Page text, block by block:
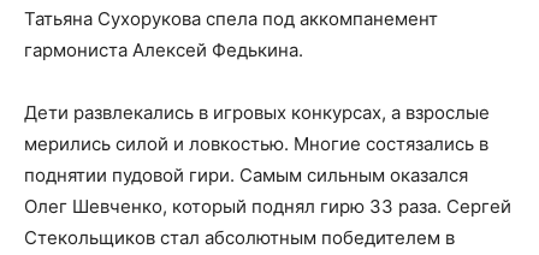
Татьяна Сухорукова спела под аккомпанемент
гармониста Алексей Федькина.
Дети развлекались в игровых конкурсах, а взрослые
мерились силой и ловкостью. Многие состязались в
поднятии пудовой гири. Самым сильным оказался
Олег Шевченко, который поднял гирю 33 раза. Сергей
Стекольщиков стал абсолютным победителем в